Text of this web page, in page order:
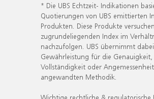
* Die UBS Echtzeit- Indikationen
Quotierungen von UBS emittierten
Produkten. Diese Produkte
zugrundeliegenden Index im
nachzufolgen. UBS übernimmt
Gewährleistung für die Genauigkeit,
Vollständigkeit oder
angewandten Methodik.